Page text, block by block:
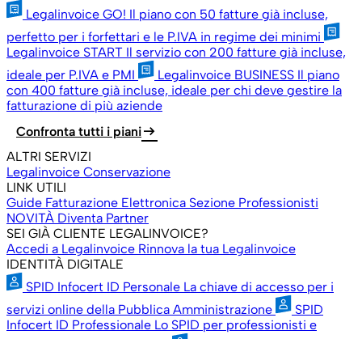
Legalinvoice GO! Il piano con 50 fatture già incluse,
perfetto per i forfettari e le P.IVA in regime dei minimi
Legalinvoice START Il servizio con 200 fatture già incluse,
ideale per P.IVA e PMI
Legalinvoice BUSINESS Il piano
con 400 fatture già incluse, ideale per chi deve gestire la
fatturazione di più aziende
Confronta tutti i pianiarrow_right_alt
ALTRI SERVIZI
Legalinvoice Conservazione
LINK UTILI
Guide Fatturazione Elettronica Sezione Professionisti
NOVITÀ Diventa Partner
SEI GIÀ CLIENTE LEGALINVOICE?
Accedi a Legalinvoice Rinnova la tua Legalinvoice
IDENTITÀ DIGITALE
SPID Infocert ID Personale La chiave di accesso per i
servizi online della Pubblica Amministrazione
SPID
Infocert ID Professionale Lo SPID per professionisti e